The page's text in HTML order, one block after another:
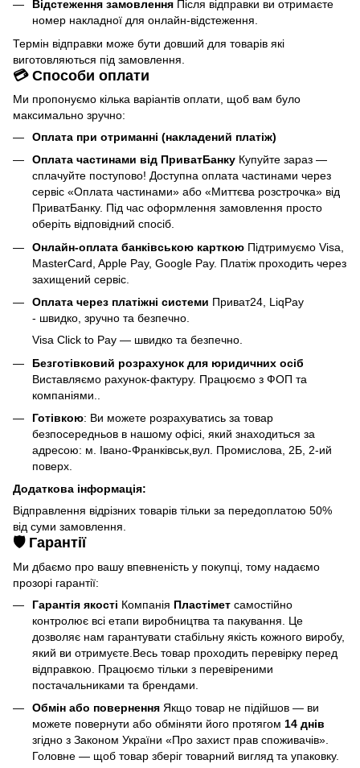
Відстеження замовлення Після відправки ви отримаєте
номер накладної для онлайн-відстеження.
Термін відправки може бути довший для товарів які
виготовляються під замовлення.
💳 Способи оплати
Ми пропонуємо кілька варіантів оплати, щоб вам було
максимально зручно:
Оплата при отриманні (накладений платіж)
Оплата частинами від ПриватБанку Купуйте зараз —
сплачуйте поступово! Доступна оплата частинами через
сервіс «Оплата частинами» або «Миттєва розстрочка» від
ПриватБанку. Під час оформлення замовлення просто
оберіть відповідний спосіб.
Онлайн-оплата банківською карткою Підтримуємо Visa,
MasterCard, Apple Pay, Google Pay. Платіж проходить через
захищений сервіс.
Оплата через платіжні системи Приват24, LiqPay
- швидко, зручно та безпечно.
Visa Click to Pay — швидко та безпечно.
Безготівковий розрахунок для юридичних осіб
Виставляємо рахунок-фактуру. Працюємо з ФОП та
компаніями..
Готівкою: Ви можете розрахуватись за товар
безпосередньов в нашому офісі, який знаходиться за
адресою: м. Івано-Франківськ,вул. Промислова, 2Б, 2-ий
поверх.
Додаткова інформація:
Відправлення відрізних товарів тільки за передоплатою 50%
від суми замовлення.
🛡️ Гарантії
Ми дбаємо про вашу впевненість у покупці, тому надаємо
прозорі гарантії:
Гарантія якості Компанія Пластімет самостійно
контролює всі етапи виробництва та пакування. Це
дозволяє нам гарантувати стабільну якість кожного виробу,
який ви отримуєте.Весь товар проходить перевірку перед
відправкою. Працюємо тільки з перевіреними
постачальниками та брендами.
Обмін або повернення Якщо товар не підійшов — ви
можете повернути або обміняти його протягом 14 днів
згідно з Законом України «Про захист прав споживачів».
Головне — щоб товар зберіг товарний вигляд та упаковку.